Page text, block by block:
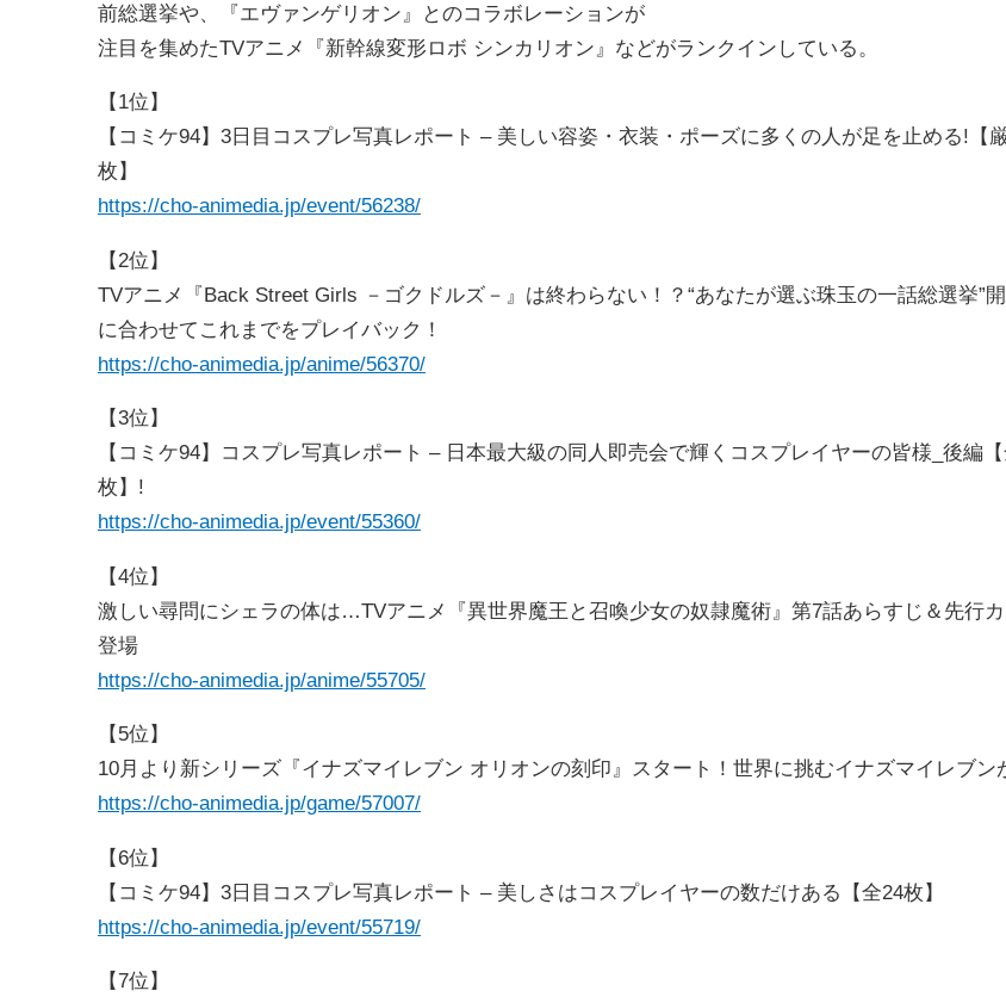
前総選挙や、『エヴァンゲリオン』とのコラボレーションが
注目を集めたTVアニメ『新幹線変形ロボ シンカリオン』などがランクインしている。
【1位】
【コミケ94】3日目コスプレ写真レポート – 美しい容姿・衣装・ポーズに多くの人が足を止める!【
枚】
https://cho-animedia.jp/event/56238/
【2位】
TVアニメ『Back Street Girls －ゴクドルズ－』は終わらない！？“あなたが選ぶ珠玉の一話総選挙”
に合わせてこれまでをプレイバック！
https://cho-animedia.jp/anime/56370/
【3位】
【コミケ94】コスプレ写真レポート – 日本最大級の同人即売会で輝くコスプレイヤーの皆様_後編
枚】!
https://cho-animedia.jp/event/55360/
【4位】
激しい尋問にシェラの体は…TVアニメ『異世界魔王と召喚少女の奴隷魔術』第7話あらすじ＆先行
登場
https://cho-animedia.jp/anime/55705/
【5位】
10月より新シリーズ『イナズマイレブン オリオンの刻印』スタート！世界に挑むイナズマイレブン
https://cho-animedia.jp/game/57007/
【6位】
【コミケ94】3日目コスプレ写真レポート – 美しさはコスプレイヤーの数だけある【全24枚】
https://cho-animedia.jp/event/55719/
【7位】